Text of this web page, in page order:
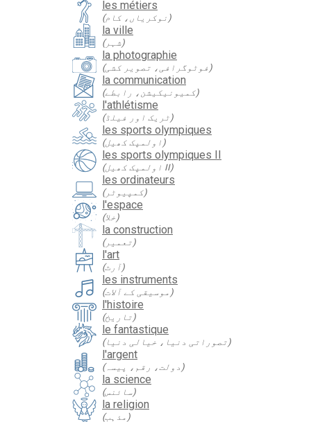
les métiers
(نوکریاں، کام)
la ville
(شہر)
la photographie
(فوٹوگرافی، تصویر کشی)
la communication
(کمیونیکیشن، رابطے)
l'athlétisme
(ٹریک اور فیلڈ)
les sports olympiques
(اولمپک کھیل)
les sports olympiques II
(اولمپک کھیل II)
les ordinateurs
(کمپیوٹر)
l'espace
(خلا)
la construction
(تعمیر)
l'art
(آرٹ)
les instruments
(موسیقی کے آلات)
l'histoire
(تاریخ)
le fantastique
(تصوراتی دنیا، خیالی دنیا)
l'argent
(دولت، رقم، پیسہ)
la science
(سائنس)
la religion
(مذہب)